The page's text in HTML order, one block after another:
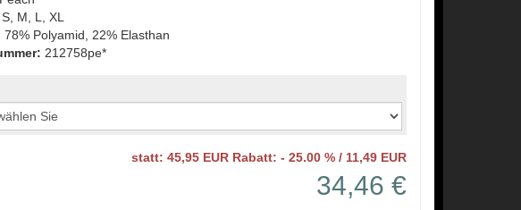
S, M, L, XL
78% Polyamid, 22% Elasthan
212758pe*
statt: 45,95 EUR Rabatt: - 25.00 % / 11,49 EUR
34,46 €